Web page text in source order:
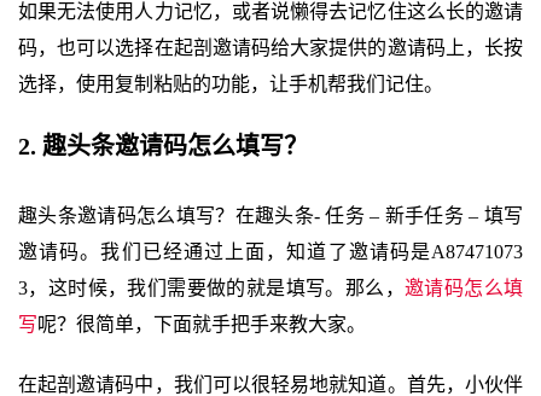
如果无法使用人力记忆，或者说懒得去记忆住这么长的邀请
码，也可以选择在起剖邀请码给大家提供的邀请码上，长按
选择，使用复制粘贴的功能，让手机帮我们记住。
2. 趣头条邀请码怎么填写？
趣头条邀请码怎么填写？在趣头条- 任务 – 新手任务 – 填写
邀请码。我们已经通过上面，知道了邀请码是A87471073
3，这时候，我们需要做的就是填写。那么， 邀请码怎么填
写呢？很简单，下面就手把手来教大家。
在起剖邀请码中，我们可以很轻易地就知道。首先，小伙伴